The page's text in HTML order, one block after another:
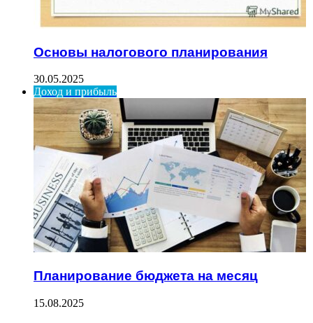
Основы налогового планирования
30.05.2025
Доход и прибыль
Планирование бюджета на месяц
15.08.2025